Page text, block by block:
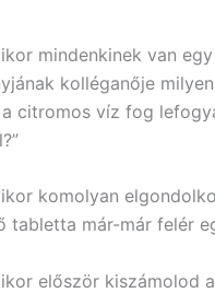
mindenkinek van
kolléganője
citromos víz fog
komolyan
tabletta már-már felér
először kiszámolod